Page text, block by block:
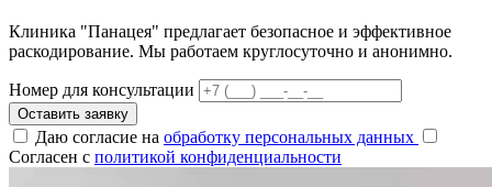
Клиника "Панацея" предлагает безопасное и эффективное
раскодирование. Мы работаем круглосуточно и анонимно.
Номер для консультации
Оставить заявку
Даю согласие на обработку персональных данных
Согласен с политикой конфиденциальности